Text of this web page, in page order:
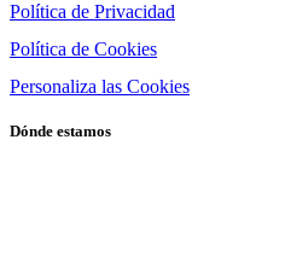
Política de Privacidad
Política de Cookies
Personaliza las Cookies
Dónde estamos